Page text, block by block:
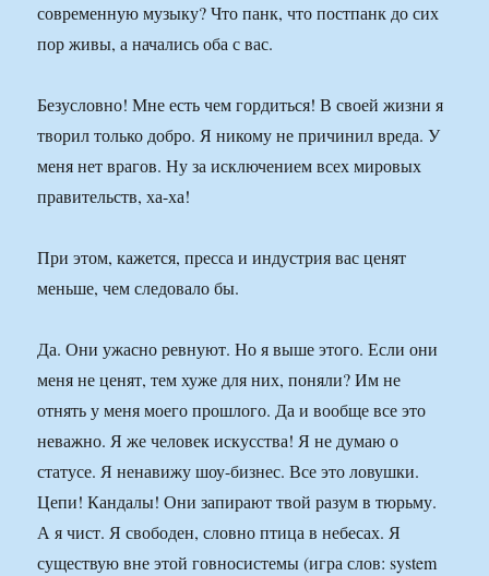
современную музыку? Что панк, что постпанк до сих
пор живы, а начались оба с вас.
Безусловно! Мне есть чем гордиться! В своей жизни я
творил только добро. Я никому не причинил вреда. У
меня нет врагов. Ну за исключением всех мировых
правительств, ха-ха!
При этом, кажется, пресса и индустрия вас ценят
меньше, чем следовало бы.
Да. Они ужасно ревнуют. Но я выше этого. Если они
меня не ценят, тем хуже для них, поняли? Им не
отнять у меня моего прошлого. Да и вообще все это
неважно. Я же человек искусства! Я не думаю о
статусе. Я ненавижу шоу-бизнес. Все это ловушки.
Цепи! Кандалы! Они запирают твой разум в тюрьму.
А я чист. Я свободен, словно птица в небесах. Я
существую вне этой говносистемы (игра слов: system